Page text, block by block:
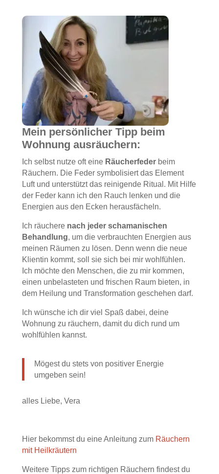
Mein persönlicher Tipp beim
Wohnung ausräuchern:
Ich selbst nutze oft eine Räucherfederbeim
Räuchern. Die Feder symbolisiert das Element
Luft und unterstützt das reinigende Ritual. Mit Hilfe
der Feder kann ich den Rauch lenken und die
Energien aus den Ecken herausfächeln.
Ich räuchere nach jeder schamanischen
Behandlung, um die verbrauchten Energien aus
meinen Räumen zu lösen. Denn wenn die neue
Klientin kommt, soll sie sich bei mir wohlfühlen.
Ich möchte den Menschen, die zu mir kommen,
einen unbelasteten und frischen Raum bieten, in
dem Heilung und Transformation geschehen darf.
Ich wünsche ich dir viel Spaß dabei, deine
Wohnung zu räuchern, damit du dich rund um
wohlfühlen kannst.
Mögest du stets von positiver Energie
umgeben sein!
alles Liebe, Vera
Hier bekommst du eine Anleitung zum Räuchern
mit Heilkräutern
Weitere Tipps zum richtigen Räuchern findest du